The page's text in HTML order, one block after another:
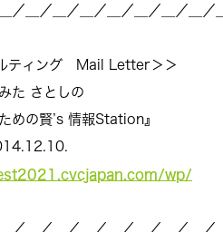
／＿／＿／＿／＿／＿／＿／＿／
グ Mail Letter＞＞
しの
’s 情報Station』
wp/